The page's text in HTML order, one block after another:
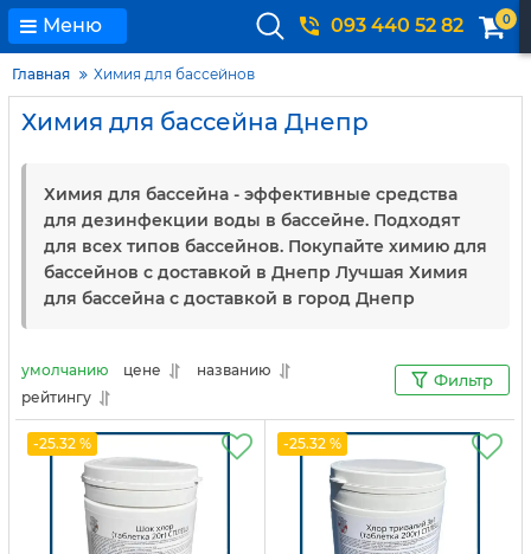
Меню 093 440 52 82 0
Главная Химия для бассейнов
Химия для бассейна Днепр
Химия для бассейна - эффективные средства
для дезинфекции воды в бассейне. Подходят
для всех типов бассейнов. Покупайте химию для
бассейнов с доставкой в Днепр Лучшая Химия
для бассейна с доставкой в город Днепр
умолчанию цене
названию
рейтингу
Фильтр
-25.32 % -25.32 %